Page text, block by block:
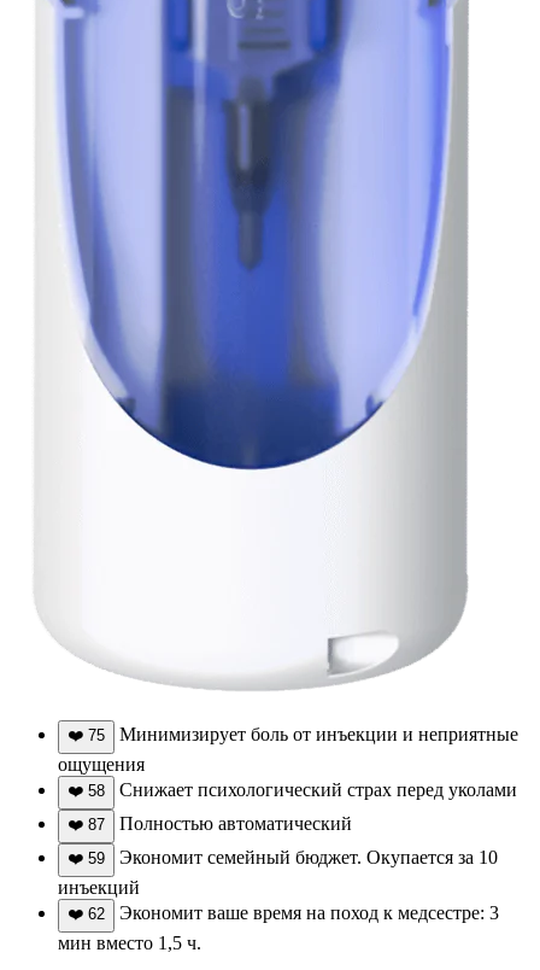
❤️ 75
Минимизирует боль от инъекции и неприятные
ощущения
❤️ 58 Снижает психологический страх перед уколами
❤️ 87 Полностью автоматический
❤️ 59
Экономит семейный бюджет. Окупается за 10
инъекций
❤️ 62
Экономит ваше время на поход к медсестре: 3
мин вместо 1,5 ч.